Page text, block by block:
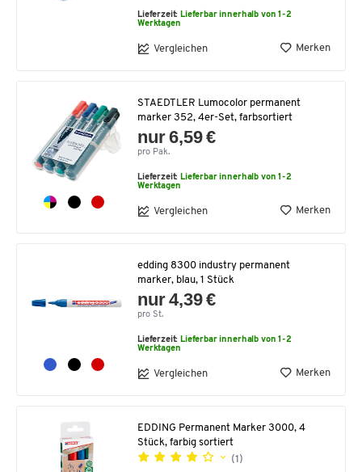
Lieferzeit: Lieferbar innerhalb von 1-2
Werktagen
Vergleichen Merken
STAEDTLER Lumocolor permanent
marker 352, 4er-Set, farbsortiert
nur 6,59 €
pro Pak.
Lieferzeit: Lieferbar innerhalb von 1-2
Werktagen
Vergleichen Merken
edding 8300 industry permanent
marker, blau, 1 Stück
nur 4,39 €
pro St.
Lieferzeit: Lieferbar innerhalb von 1-2
Werktagen
Vergleichen Merken
EDDING Permanent Marker 3000, 4
Stück, farbig sortiert
(1)